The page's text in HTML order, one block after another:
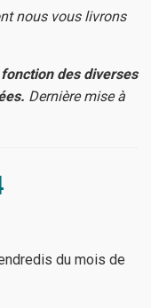
nous vous livrons
des diverses
Dernière mise à
du mois de